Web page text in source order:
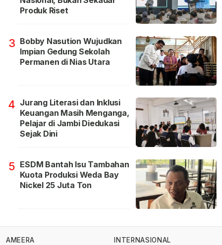
Produk Riset
3 Bobby Nasution Wujudkan
Impian Gedung Sekolah
Permanen di Nias Utara
4 Jurang Literasi dan Inklusi
Keuangan Masih Menganga,
Pelajar di Jambi Diedukasi
Sejak Dini
5 ESDM Bantah Isu Tambahan
Kuota Produksi Weda Bay
Nickel 25 Juta Ton
AMEERA
INTERNASIONAL